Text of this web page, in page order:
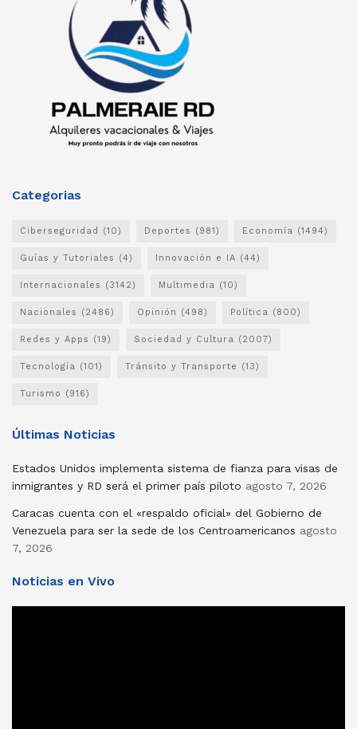
Categorias
Ciberseguridad (10) Deportes (981) Economía (1494)
Guías y Tutoriales (4) Innovación e IA (44)
Internacionales (3142) Multimedia (10)
Nacionales (2486) Opinión (498) Política (800)
Redes y Apps (19) Sociedad y Cultura (2007)
Tecnología (101) Tránsito y Transporte (13)
Turismo (916)
Últimas Noticias
Estados Unidos implementa sistema de fianza para visas de
inmigrantes y RD será el primer país piloto agosto 7, 2026
Caracas cuenta con el «respaldo oficial» del Gobierno de
Venezuela para ser la sede de los Centroamericanos agosto
7, 2026
Noticias en Vivo